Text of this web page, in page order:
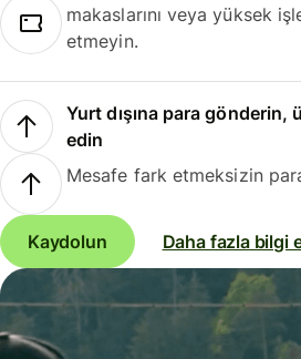
makaslarını veya yüksek
etmeyin.
Yurt dışına para
edin
Mesafe fark etmeksizin
Kaydolun Daha fazla bilgi